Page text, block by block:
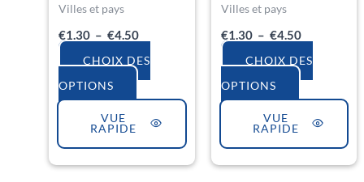
Villes et pays
€1.30 – €4.50
CHOIX DES
OPTIONS
sur
la
page
du
VUE
RAPIDE
Villes et pays
€1.30 – €4.50
CHOIX DES
OPTIONS
sur
la
page
du
VUE
RAPIDE